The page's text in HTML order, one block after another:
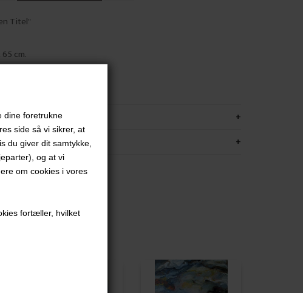
dine foretrukne
side så vi sikrer, at
du giver dit samtykke,
og at vi
om cookies i vores
fortæller, hvilket
Titel"
cm.